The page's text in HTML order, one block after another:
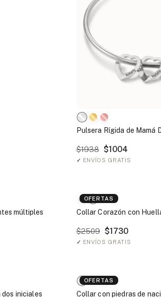
Pulsera Rígida de Mamá
$1938 $1004
✓ ENVÍOS GRATIS
múltiples
OFERTAS
Collar Corazón con
$2509 $1730
✓ ENVÍOS GRATIS
iniciales
OFERTAS
Collar con piedras de